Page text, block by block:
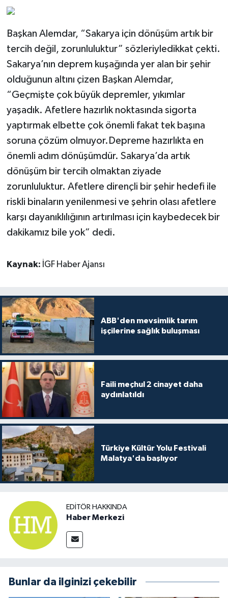
Başkan Alemdar, “Sakarya için dönüşüm artık bir
tercih değil, zorunluluktur” sözleriyledikkat çekti.
Sakarya’nın deprem kuşağında yer alan bir şehir
olduğunun altını çizen Başkan Alemdar,
“Geçmişte çok büyük depremler, yıkımlar
yaşadık. Afetlere hazırlık noktasında sigorta
yaptırmak elbette çok önemli fakat tek başına
soruna çözüm olmuyor.Depreme hazırlıkta en
önemli adım dönüşümdür. Sakarya’da artık
dönüşüm bir tercih olmaktan ziyade
zorunluluktur. Afetlere dirençli bir şehir hedefi ile
riskli binaların yenilenmesi ve şehrin olası afetlere
karşı dayanıklılığının artırılması için kaybedecek bir
dakikamız bile yok” dedi.
Kaynak: İGF Haber Ajansı
ABB'den mevsimlik tarım
işçilerine sağlık buluşması
Faili meçhul 2 cinayet daha
aydınlatıldı
Türkiye Kültür Yolu Festivali
Malatya'da başlıyor
EDITÖR HAKKINDA
Haber Merkezi
Bunlar da ilginizi çekebilir